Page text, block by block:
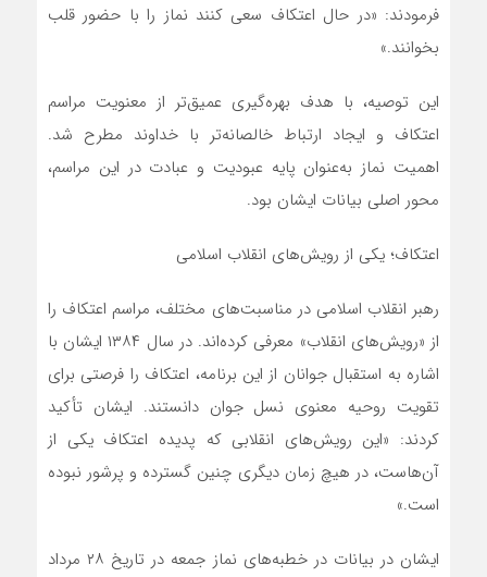
فرمودند: «در حال اعتکاف سعی کنند نماز را با حضور قلب
بخوانند.»
این توصیه، با هدف بهره‌گیری عمیق‌تر از معنویت مراسم
اعتکاف و ایجاد ارتباط خالصانه‌تر با خداوند مطرح شد.
اهمیت نماز به‌عنوان پایه عبودیت و عبادت در این مراسم،
محور اصلی بیانات ایشان بود.
اعتکاف؛ یکی از رویش‌های انقلاب اسلامی
رهبر انقلاب اسلامی در مناسبت‌های مختلف، مراسم اعتکاف را
از «رویش‌های انقلاب» معرفی کرده‌اند. در سال ۱۳۸۴ ایشان با
اشاره به استقبال جوانان از این برنامه، اعتکاف را فرصتی برای
تقویت روحیه معنوی نسل جوان دانستند. ایشان تأکید
کردند: «این رویش‌های انقلابی که پدیده اعتکاف یکی از
آن‌هاست، در هیچ زمان دیگری چنین گسترده و پرشور نبوده
است.»​
ایشان در بیانات در خطبه‌های نماز جمعه در تاریخ ۲۸ مرداد